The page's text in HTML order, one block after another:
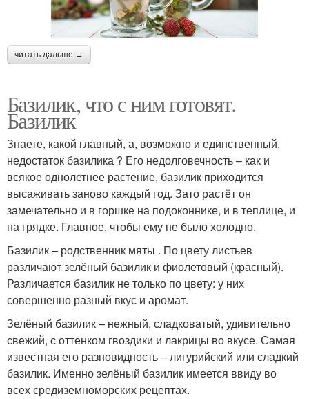
читать дальше →
Базилик, что с ним готовят.
Базилик
Знаете, какой главный, а, возможно и единственный,
недостаток базилика ? Его недолговечность – как и
всякое однолетнее растение, базилик приходится
высаживать заново каждый год. Зато растёт он
замечательно и в горшке на подоконнике, и в теплице, и
на грядке. Главное, чтобы ему не было холодно.
Базилик – родственник мяты . По цвету листьев
различают зелёный базилик и фиолетовый (красный).
Различается базилик не только по цвету: у них
совершенно разный вкус и аромат.
Зелёный базилик – нежный, сладковатый, удивительно
свежий, с оттенком гвоздики и лакрицы во вкусе. Самая
известная его разновидность – лигурийский или сладкий
базилик. Именно зелёный базилик имеется ввиду во
всех средиземноморских рецептах.